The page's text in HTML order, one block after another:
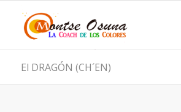
El DRAGÓN (CH´EN)